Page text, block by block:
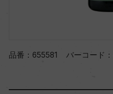
品番： 655581 バーコード：